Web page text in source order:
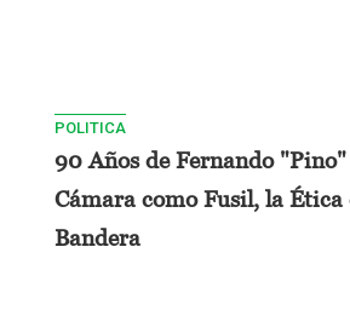
POLITICA
90 Años de Fernando
Cámara como Fusil, la Ética
Bandera